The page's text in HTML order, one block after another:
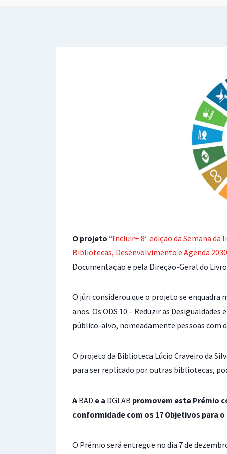
O projeto “Incluir+ 8ª edição da Semana da
Bibliotecas, Desenvolvimento e Agenda 2030
Documentação e pela Direção-Geral do
O júri considerou que o projeto se
anos. Os ODS 10 – Reduzir as
público-alvo, nomeadamente pessoas com
O projeto da Biblioteca Lúcio Craveiro da
para ser replicado por outras bibliotecas,
A BAD e a DGLAB promovem este Prémio
conformidade com os 17 Objetivos para
O Prémio será entregue no dia 7 de